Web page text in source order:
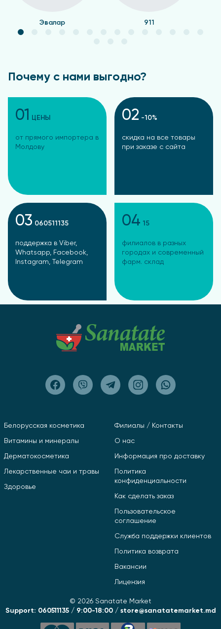
Эвалар 911
Почему с нами выгодно?
01 ЦЕНЫ
от прямого импортера в
Молдову
02 -10%
скидка на все товары
при заказе с сайта
03 060511135
поддержка в Viber,
Whatsapp, Facebook,
Instagram, Telegram
04 15
филиалов в разных
городах и современный
фарм. склад
Белорусская косметика
Витамины и минералы
Дерматокосметика
Лекарственные чаи и травы
Здоровье
Филиалы / Контакты
О нас
Информация про доставку
Политика
конфиденциальности
Как сделать заказ
Пользовательское
соглашение
Служба поддержки клиентов
Политика возврата
Вакансии
Лицензия
© 2026 Sanatate Market
Support: 060511135 / 9:00-18:00 / store@sanatatemarket.md